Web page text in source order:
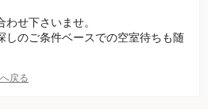
せ下さいませ。
しのご条件ベースでの空室待ちも随
戻る